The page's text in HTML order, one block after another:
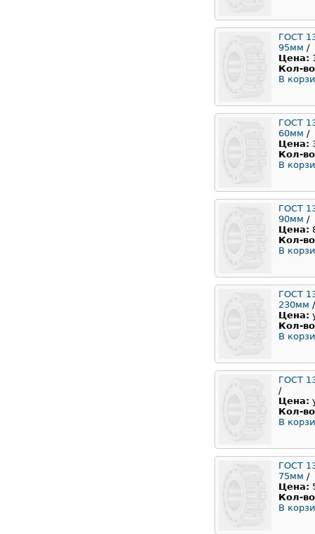
ГОСТ
95мм /
Цена:
Кол-
В
ГОСТ
60мм /
Цена:
Кол-
В
ГОСТ
90мм /
Цена:
Кол-
В
ГОСТ
230мм /
Цена:
Кол-
В
ГОСТ
/
Цена:
Кол-
В
ГОСТ
75мм /
Цена:
Кол-
В